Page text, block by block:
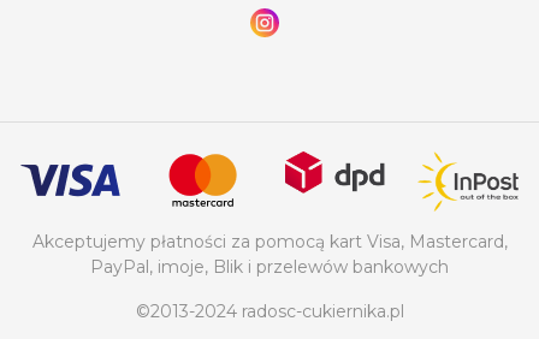
Akceptujemy płatności za pomocą kart Visa, Mastercard,
PayPal, imoje, Blik i przelewów bankowych
©2013-2024 radosc-cukiernika.pl